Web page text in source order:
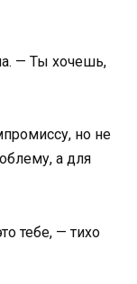
— Ты хочешь,
но не
а для
тебе, — тихо